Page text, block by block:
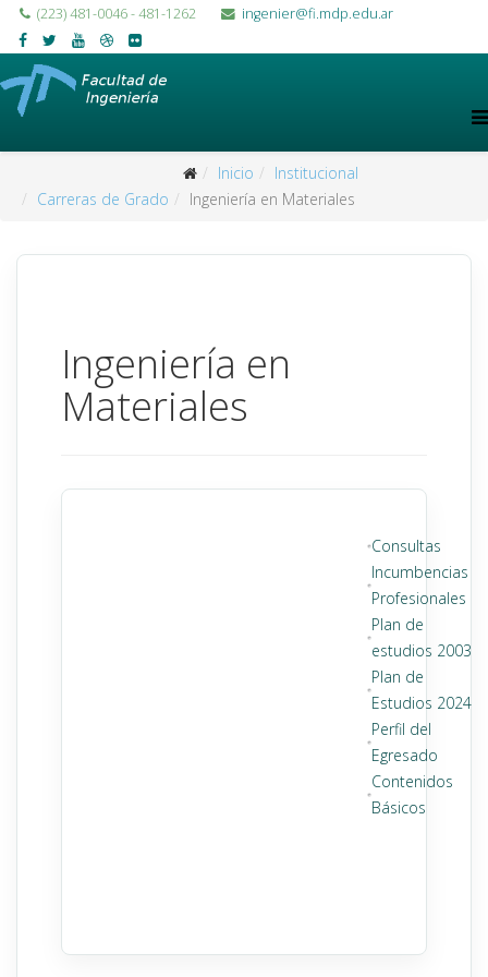
(223) 481-0046 - 481-1262 ingenier@fi.mdp.edu.ar
Inicio
Institucional
Carreras de Grado
Ingeniería en Materiales
Ingeniería en
Materiales
Consultas
Incumbencias
Profesionales
Plan de
estudios 2003
Plan de
Estudios 2024
Perfil del
Egresado
Contenidos
Básicos